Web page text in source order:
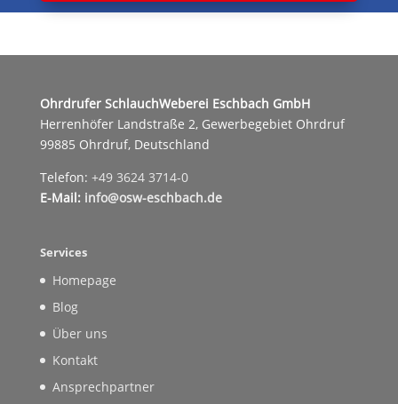
Ohrdrufer SchlauchWeberei Eschbach GmbH
Herrenhöfer Landstraße 2, Gewerbegebiet Ohrdruf
99885 Ohrdruf, Deutschland
Telefon: +49 3624 3714-0
E-Mail: info@osw-eschbach.de
Services
Homepage
Blog
Über uns
Kontakt
Ansprechpartner